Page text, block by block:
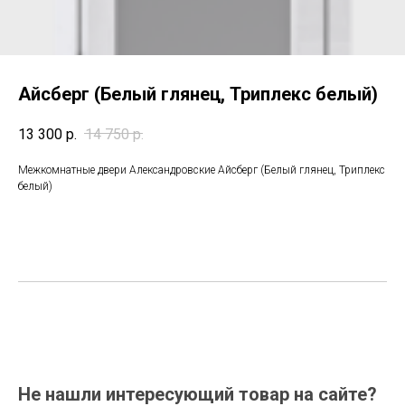
Айсберг (Белый глянец, Триплекс белый)
13 300 р. 14 750 р.
Межкомнатные двери Александровские Айсберг (Белый глянец, Триплекс
белый)
Не нашли интересующий товар на сайте?